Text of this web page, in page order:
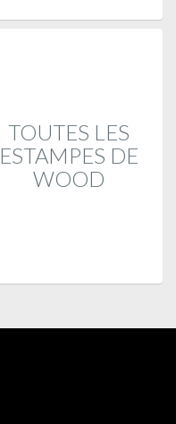
TOUTES LES
ESTAMPES DE
WOOD